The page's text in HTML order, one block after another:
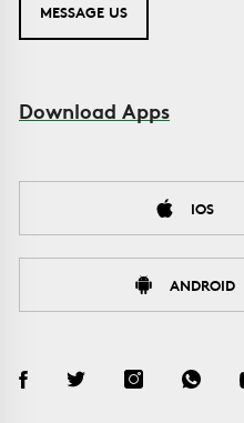
MESSAGE US
Download Apps
IOS
ANDROID